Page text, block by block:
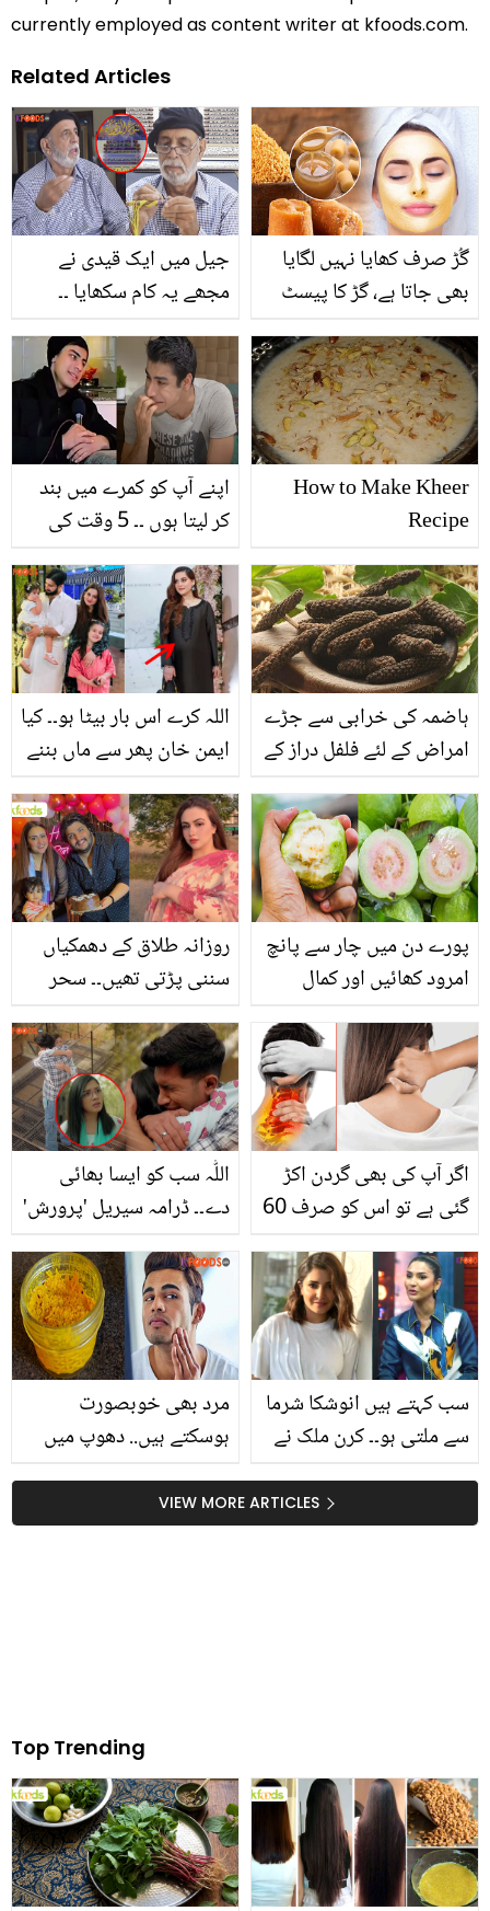
currently employed as content writer at kfoods.com.
Related Articles
جیل میں ایک قیدی نے
مجھے یہ کام سکھایا ۔۔
والے پولیس افسر کی
زندگی ایک قیدی نے کیسے
بدلی؟ خوبصورت واقعہ
گُڑ صرف کھایا نہیں لگایا
بھی جاتا ہے، گڑ کا پیسٹ
استعمال کریں اور 4
مسئلوں سے نجات پائیں
اپنے آپ کو کمرے میں بند
کر لیتا ہوں ۔۔ 5 وقت کی
خوشحال خان کے جواب نے
مداحوں کو جذباتی کیوں
کیا؟
How to Make Kheer
Recipe
اللہ کرے اس بار بیٹا ہو۔۔ کیا
ایمن خان پھر سے ماں بننے
صارفین کی چہ میگوئیاں
ہاضمہ کی خرابی سے جڑے
امراض کے لئے فلفل دراز کے
بھی استعمال کئے بغیر نہیں
رہ سکیں گے
روزانہ طلاق کے دھمکیاں
سننی پڑتی تھیں۔۔ سحر
رشید سے علیحدگی پر
خاموشی توڑ دی
پورے دن میں چار سے پانچ
امرود کھائیں اور کمال
فوائد
اللّٰہ سب کو ایسا بھائی
دے۔۔ ڈرامہ سیریل 'پرورش'
خواب کیوں بن گیا؟
اگر آپ کی بھی گردن اکڑ
گئی ہے تو اس کو صرف 60
اور پائیں مکمل ریلیف۔۔
مرد بھی خوبصورت
ہوسکتے ہیں.. دھوپ میں
یہ سستی کریمیں خود بنا
کر آزمائیں
سب کہتے ہیں انوشکا شرما
سے ملتی ہو۔۔ کرن ملک نے
VIEW MORE ARTICLES
Top Trending